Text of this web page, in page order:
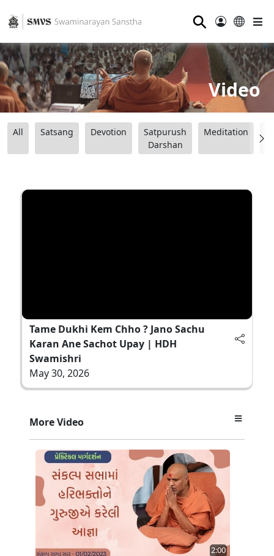
⚲
Video
All Satsang Devotion
Satpurush
Darshan
Meditation
Tame Dukhi Kem Chho ? Jano Sachu
Karan Ane Sachot Upay | HDH
Swamishri
May 30, 2026
More Video
2:00